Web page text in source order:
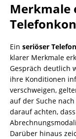
Merkmale
Ein seriöser
klarer Merkmale
Gespräch deutlich
ihre Konditionen
verschweigen,
auf der Suche nach
darauf achten,
Darüber hinaus